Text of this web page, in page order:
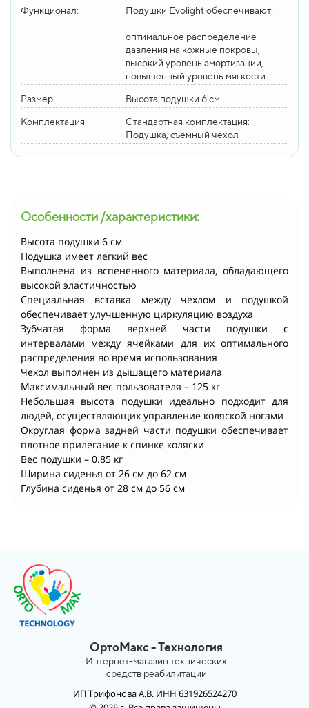
Функционал: Подушки Evolight обеспечивают:
оптимальное распределение
давления на кожные покровы,
выcокий уровень амортизации,
повышенный уровень мягкости.
Размер: Высота подушки 6 см
Комплектация:
Стандартная комплектация:
Подушка, съемный чехол
Особенности /характеристики:
Высота подушки 6 см
Подушка имеет легкий вес
Выполнена из вспененного материала, обладающего
высокой эластичностью
Специальная вставка между чехлом и подушкой
обеспечивает улучшенную циркуляцию воздуха
Зубчатая форма верхней части подушки с
интервалами между ячейками для их оптимального
распределения во время использования
Чехол выполнен из дышащего материала
Максимальный вес пользователя – 125 кг
Небольшая высота подушки идеально подходит для
людей, осуществляющих управление коляской ногами
Округлая форма задней части подушки обеспечивает
плотное прилегание к спинке коляски
Вес подушки – 0.85 кг
Ширина сиденья от 26 см до 62 см
Глубина сиденья от 28 см до 56 см
ОртоМакс - Технология
Интернет-магазин технических
средств реабилитации
ИП Трифонова А.В. ИНН 631926524270